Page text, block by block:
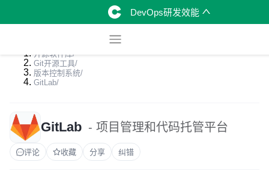
DevOps研发效能
开源软件库/
Git开源工具/
版本控制系统/
GitLab/
GitLab - 项目管理和代码托管平台
评论 收藏 分享 纠错